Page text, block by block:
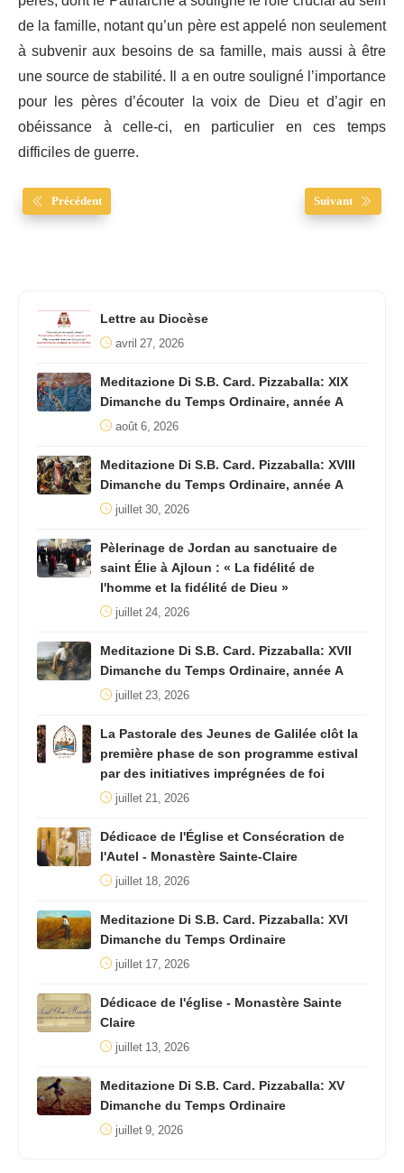
de la famille, notant qu’un père est appelé non seulement
à subvenir aux besoins de sa famille, mais aussi à être
une source de stabilité. Il a en outre souligné l’importance
pour les pères d’écouter la voix de Dieu et d’agir en
obéissance à celle-ci, en particulier en ces temps
difficiles de guerre.
Précédent Suivant
Lettre au Diocèse
avril 27, 2026
Meditazione Di S.B. Card. Pizzaballa: XIX
Dimanche du Temps Ordinaire, année A
août 6, 2026
Meditazione Di S.B. Card. Pizzaballa: XVIII
Dimanche du Temps Ordinaire, année A
juillet 30, 2026
Pèlerinage de Jordan au sanctuaire de
saint Élie à Ajloun : « La fidélité de
l'homme et la fidélité de Dieu »
juillet 24, 2026
Meditazione Di S.B. Card. Pizzaballa: XVII
Dimanche du Temps Ordinaire, année A
juillet 23, 2026
La Pastorale des Jeunes de Galilée clôt la
première phase de son programme estival
par des initiatives imprégnées de foi
juillet 21, 2026
Dédicace de l'Église et Consécration de
l'Autel - Monastère Sainte-Claire
juillet 18, 2026
Meditazione Di S.B. Card. Pizzaballa: XVI
Dimanche du Temps Ordinaire
juillet 17, 2026
Dédicace de l'église - Monastère Sainte
Claire
juillet 13, 2026
Meditazione Di S.B. Card. Pizzaballa: XV
Dimanche du Temps Ordinaire
juillet 9, 2026